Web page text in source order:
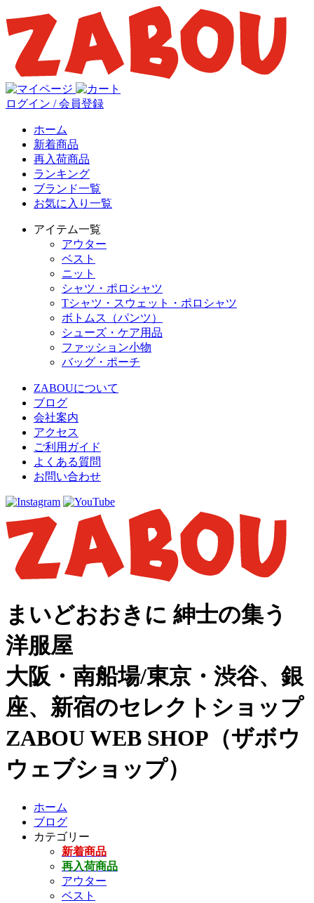
ログイン / 会員登録
ホーム
新着商品
再入荷商品
ランキング
ブランド一覧
お気に入り一覧
アイテム一覧
アウター
ベスト
ニット
シャツ・ポロシャツ
Tシャツ・スウェット・ポロシャツ
ボトムス（パンツ）
シューズ・ケア用品
ファッション小物
バッグ・ポーチ
ZABOUについて
ブログ
会社案内
アクセス
ご利用ガイド
よくある質問
お問い合わせ
まいどおおきに 紳士の集う
洋服屋
大阪・南船場/東京・渋谷、銀
座、新宿のセレクトショップ
ZABOU WEB SHOP（ザボウ
ウェブショップ）
ホーム
ブログ
カテゴリー
新着商品
再入荷商品
アウター
ベスト